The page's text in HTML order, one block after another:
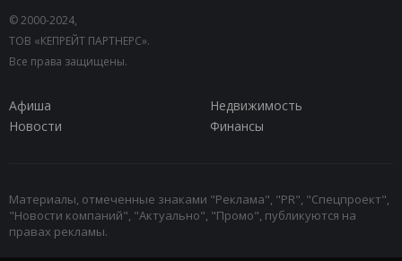
© 2000-2024,
ТОВ «КЕПРЕЙТ ПАРТНЕРС».
Все права защищены.
Афиша
Недвижимость
Новости
Финансы
Материалы, отмеченные знаками "Реклама", "PR", "Спецпроект",
"Новости компаний", "Актуально", "Промо", публикуются на
правах рекламы.